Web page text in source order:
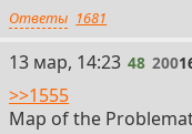
Ответы 1681
48
13 мар, 14:23 48 200
>>1555
Map of the